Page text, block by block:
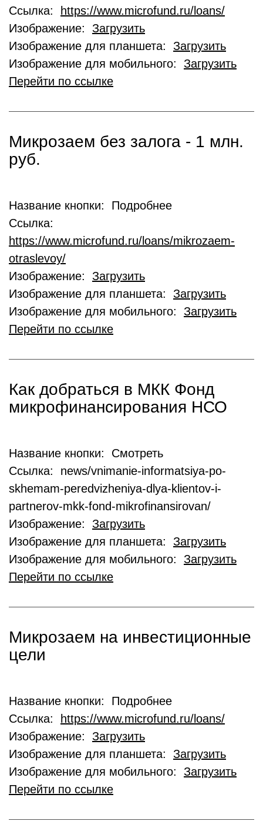
Ссылка:
https://www.microfund.ru/loans/
Изображение: Загрузить
Изображение для планшета: Загрузить
Изображение для мобильного: Загрузить
Перейти по ссылке
Микрозаем без залога - 1 млн.
руб.
Название кнопки: Подробнее
Ссылка:
https://www.microfund.ru/loans/mikrozaem-
otraslevoy/
Изображение: Загрузить
Изображение для планшета: Загрузить
Изображение для мобильного: Загрузить
Перейти по ссылке
Как добраться в МКК Фонд
микрофинансирования НСО
Название кнопки: Смотреть
Ссылка: news/vnimanie-informatsiya-po-
skhemam-peredvizheniya-dlya-klientov-i-
partnerov-mkk-fond-mikrofinansirovan/
Изображение: Загрузить
Изображение для планшета: Загрузить
Изображение для мобильного: Загрузить
Перейти по ссылке
Микрозаем на инвестиционные
цели
Название кнопки: Подробнее
Ссылка:
https://www.microfund.ru/loans/
Изображение: Загрузить
Изображение для планшета: Загрузить
Изображение для мобильного: Загрузить
Перейти по ссылке